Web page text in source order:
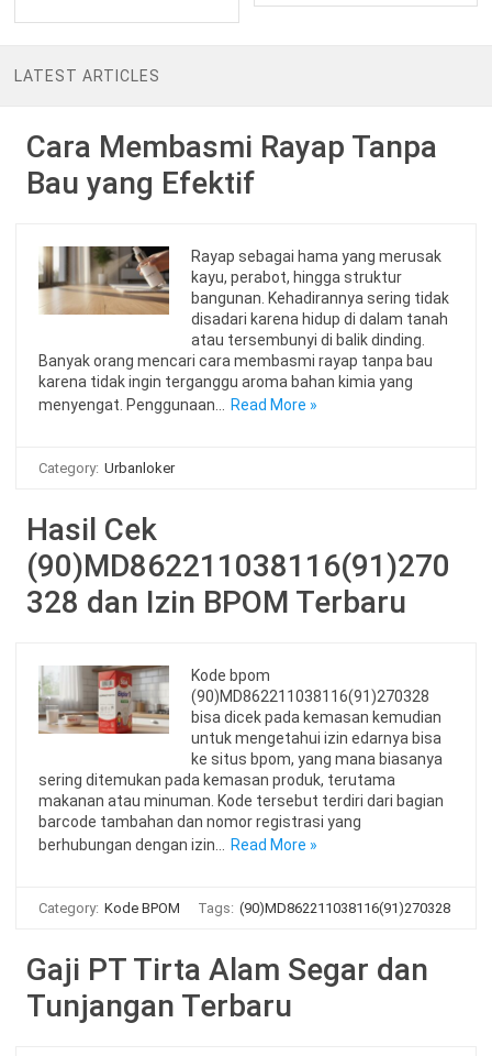
LATEST ARTICLES
Cara Membasmi Rayap Tanpa
Bau yang Efektif
Rayap sebagai hama yang merusak
kayu, perabot, hingga struktur
bangunan. Kehadirannya sering tidak
disadari karena hidup di dalam tanah
atau tersembunyi di balik dinding.
Banyak orang mencari cara membasmi rayap tanpa bau
karena tidak ingin terganggu aroma bahan kimia yang
menyengat. Penggunaan…
Read More »
Category: Urbanloker
Hasil Cek
(90)MD862211038116(91)270
328 dan Izin BPOM Terbaru
Kode bpom
(90)MD862211038116(91)270328
bisa dicek pada kemasan kemudian
untuk mengetahui izin edarnya bisa
ke situs bpom, yang mana biasanya
sering ditemukan pada kemasan produk, terutama
makanan atau minuman. Kode tersebut terdiri dari bagian
barcode tambahan dan nomor registrasi yang
berhubungan dengan izin…
Read More »
Category: Kode BPOM Tags: (90)MD862211038116(91)270328
Gaji PT Tirta Alam Segar dan
Tunjangan Terbaru